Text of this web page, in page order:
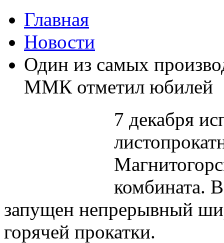
Главная
Новости
Один из самых
ММК отметил юбилей
7 декабря
комбината.
запущен непрерывный
горячей прокатки.